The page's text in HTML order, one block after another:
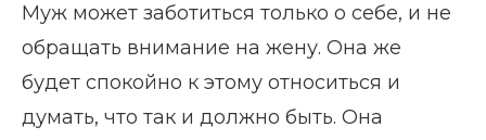
Муж может заботиться только о себе, и не
обращать внимание на жену. Она же
будет спокойно к этому относиться и
думать, что так и должно быть. Она